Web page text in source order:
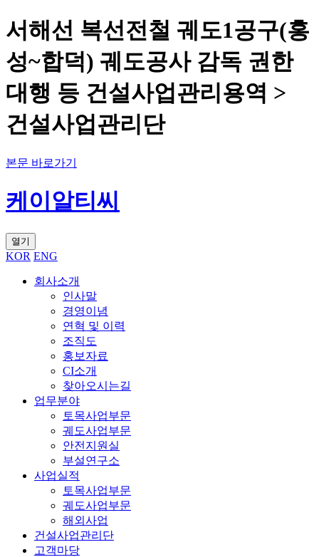
서해선 복선전철 궤도1공구(홍
성~합덕) 궤도공사 감독 권한
대행 등 건설사업관리용역 >
건설사업관리단
본문 바로가기
케이알티씨
열기
KOR ENG
회사소개
인사말
경영이념
연혁 및 이력
조직도
홍보자료
CI소개
찾아오시는길
업무분야
토목사업부문
궤도사업부문
안전지원실
부설연구소
사업실적
토목사업부문
궤도사업부문
해외사업
건설사업관리단
고객마당